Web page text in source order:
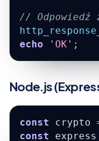
//
echo
'OK' ;
Node.js
const crypto
const express